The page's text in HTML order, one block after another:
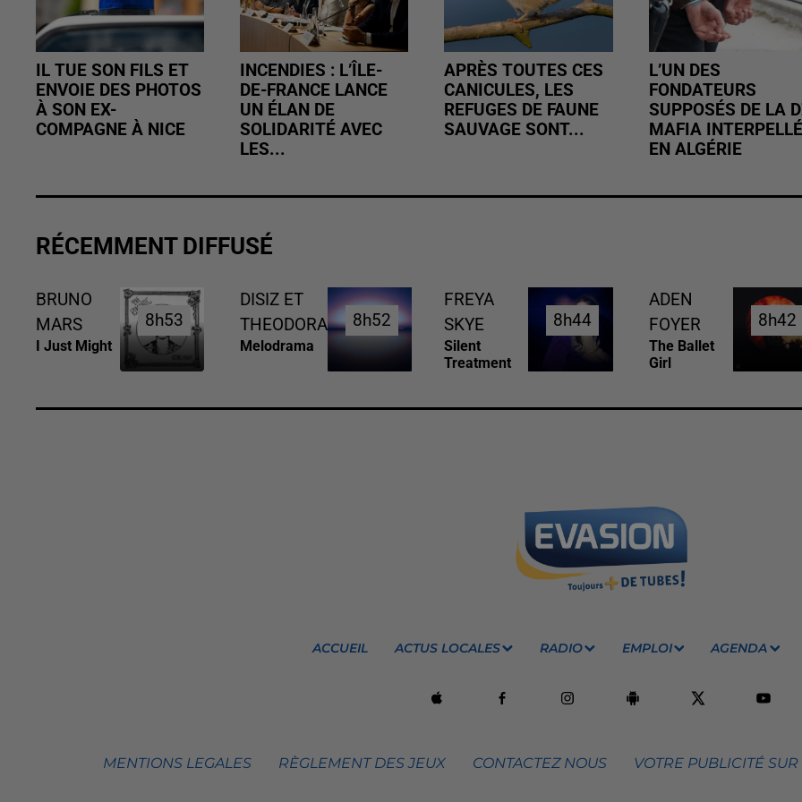
IL TUE SON FILS ET
ENVOIE DES PHOTOS
À SON EX-
COMPAGNE À NICE
INCENDIES : L’ÎLE-
DE-FRANCE LANCE
UN ÉLAN DE
SOLIDARITÉ AVEC
LES...
APRÈS TOUTES CES
CANICULES, LES
REFUGES DE FAUNE
SAUVAGE SONT...
L’UN DES
FONDATEURS
SUPPOSÉS DE LA
MAFIA INTERPELLÉ
EN ALGÉRIE
RÉCEMMENT DIFFUSÉ
BRUNO
MARS
I Just Might
8h53
8h53
DISIZ ET
THEODORA
Melodrama
8h52
8h52
FREYA
SKYE
Silent
Treatment
8h44
8h44
ADEN
FOYER
The Ballet
Girl
8h42
8h42
ACCUEIL ACTUS LOCALES RADIO EMPLOI AGENDA
MENTIONS LEGALES RÈGLEMENT DES JEUX CONTACTEZ NOUS VOTRE PUBLICITÉ